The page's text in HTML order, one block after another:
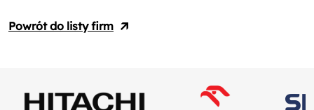
Powrót do listy firm